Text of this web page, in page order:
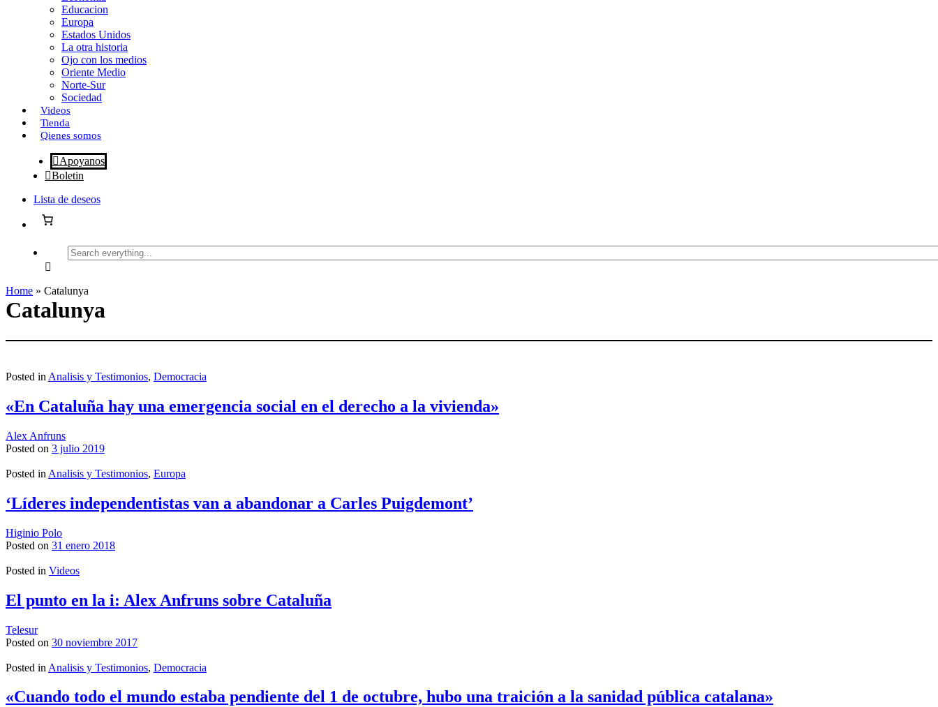
Educacion
Europa
Estados Unidos
La otra historia
Ojo con los medios
Oriente Medio
Norte-Sur
Sociedad
Videos
Tienda
Qienes somos
Apoyanos
Boletin
Lista de deseos
Search
everything...
Home » Catalunya
Catalunya
Posted in Analisis y Testimonios, Democracia
«En Cataluña hay una emergencia social en el derecho a la vivienda»
Alex Anfruns
Posted on 3 julio 2019
Posted in Analisis y Testimonios, Europa
‘Líderes independentistas van a abandonar a Carles Puigdemont’
Higinio Polo
Posted on 31 enero 2018
Posted in Videos
El punto en la i: Alex Anfruns sobre Cataluña
Telesur
Posted on 30 noviembre 2017
Posted in Analisis y Testimonios, Democracia
«Cuando todo el mundo estaba pendiente del 1 de octubre, hubo una traición a la sanidad pública catalana»